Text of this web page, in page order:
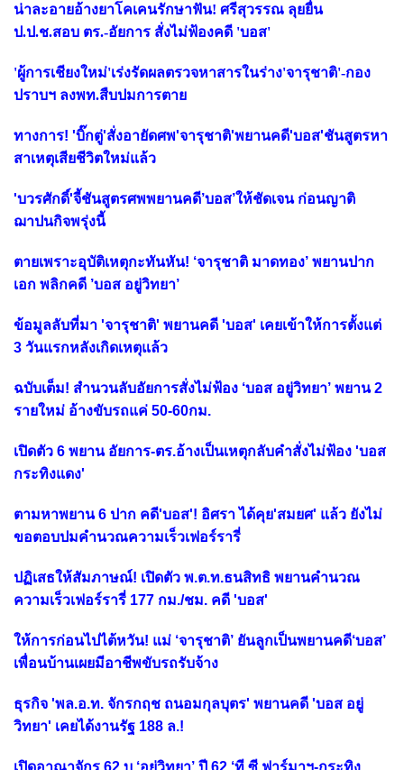
น่าละอายอ้างยาโคเคนรักษาฟัน! ศรีสุวรรณ ลุยยื่น
ป.ป.ช.สอบ ตร.-อัยการ สั่งไม่ฟ้องคดี 'บอส'
'ผู้การเชียงใหม่'เร่งรัดผลตรวจหาสารในร่าง'จารุชาติ'-กอง
ปราบฯ ลงพท.สืบปมการตาย
ทางการ! 'บิ๊กตู่'สั่งอายัดศพ'จารุชาติ'พยานคดี'บอส'ชันสูตรหา
สาเหตุเสียชีวิตใหม่แล้ว
'บวรศักดิ์'จี้ชันสูตรศพพยานคดี’บอส’ให้ชัดเจน ก่อนญาติ
ฌาปนกิจพรุ่งนี้
ตายเพราะอุบัติเหตุกะทันหัน! ‘จารุชาติ มาดทอง’ พยานปาก
เอก พลิกคดี ’บอส อยู่วิทยา’
ข้อมูลลับที่มา 'จารุชาติ' พยานคดี 'บอส' เคยเข้าให้การตั้งแต่
3 วันแรกหลังเกิดเหตุแล้ว
ฉบับเต็ม! สำนวนลับอัยการสั่งไม่ฟ้อง ‘บอส อยู่วิทยา’ พยาน 2
รายใหม่ อ้างขับรถแค่ 50-60กม.
เปิดตัว 6 พยาน อัยการ-ตร.อ้างเป็นเหตุกลับคำสั่งไม่ฟ้อง 'บอส
กระทิงแดง'
ตามหาพยาน 6 ปาก คดี'บอส'! อิศรา ได้คุย'สมยศ' แล้ว ยังไม่
ขอตอบปมคำนวณความเร็วเฟอร์รารี่
ปฏิเสธให้สัมภาษณ์! เปิดตัว พ.ต.ท.ธนสิทธิ พยานคำนวณ
ความเร็วเฟอร์รารี่ 177 กม./ชม. คดี 'บอส'
ให้การก่อนไปไต้หวัน! แม่ ‘จารุชาติ’ ยันลูกเป็นพยานคดี‘บอส’
เพื่อนบ้านเผยมีอาชีพขับรถรับจ้าง
ธุรกิจ 'พล.อ.ท. จักรกฤช ถนอมกุลบุตร' พยานคดี 'บอส อยู่
วิทยา' เคยได้งานรัฐ 188 ล.!
เปิดอาณาจักร 62 บ.‘อยู่วิทยา’ ปี 62 ‘ที.ซี.ฟาร์มาฯ-กระทิง